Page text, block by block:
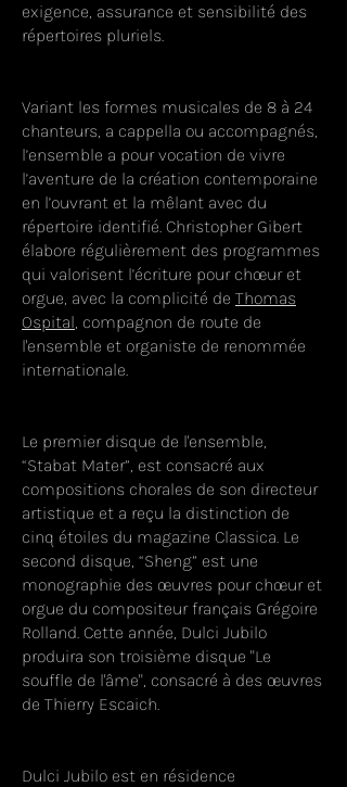
exigence, assurance et sensibilité des
répertoires pluriels.
Variant les formes musicales de 8 à 24
chanteurs, a cappella ou accompagnés,
l’ensemble a pour vocation de vivre
l’aventure de la création contemporaine
en l’ouvrant et la mêlant avec du
répertoire identifié. Christopher Gibert
élabore régulièrement des programmes
qui valorisent l’écriture pour chœur et
orgue, avec la complicité de Thomas
Ospital, compagnon de route de
l'ensemble et organiste de renommée
internationale.
Le premier disque de l'ensemble,
“Stabat Mater”, est consacré aux
compositions chorales de son directeur
artistique et a reçu la distinction de
cinq étoiles du magazine Classica. Le
second disque, “Sheng” est une
monographie des œuvres pour chœur et
orgue du compositeur français Grégoire
Rolland. Cette année, Dulci Jubilo
produira son troisième disque "Le
souffle de l'âme", consacré à des œuvres
de Thierry Escaich.
Dulci Jubilo est en résidence